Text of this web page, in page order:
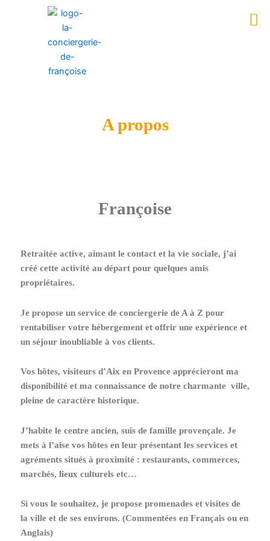
A propos
Françoise
Retraitée active, aimant le contact et la vie sociale, j’ai
créé cette activité au départ pour quelques amis
propriétaires.
Je propose un service de conciergerie de A à Z pour
rentabiliser votre hébergement et offrir une expérience et
un séjour inoubliable à vos clients.
Vos hôtes, visiteurs d’Aix en Provence apprécieront ma
disponibilité et ma connaissance de notre charmante ville,
pleine de caractère historique.
J’habite le centre ancien, suis de famille provençale. Je
mets à l’aise vos hôtes en leur présentant les services et
agréments situés à proximité : restaurants, commerces,
marchés, lieux culturels etc…
Si vous le souhaitez, je propose promenades et visites de
la ville et de ses environs. (Commentées en Français ou en
Anglais)